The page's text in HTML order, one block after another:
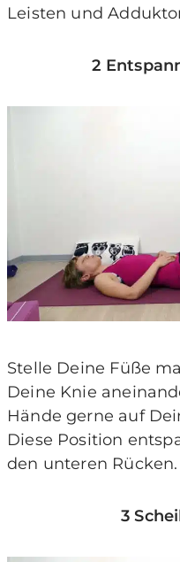
Leisten und
2
Stelle Deine Füße
Deine Knie
Hände gerne auf
Diese Position
den unteren Rücken.
3